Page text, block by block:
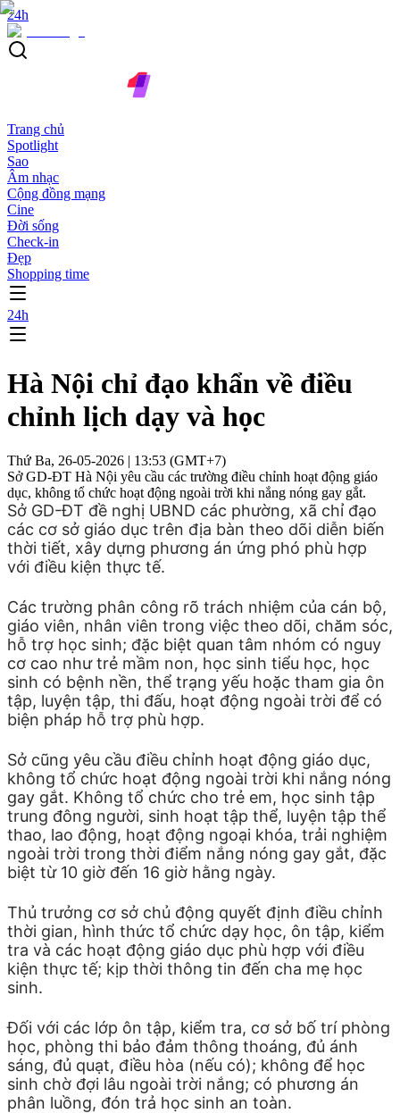
24h
Trang chủ
Spotlight
Sao
Âm nhạc
Cộng đồng mạng
Cine
Đời sống
Check-in
Đẹp
Shopping time
24h
Hà Nội chỉ đạo khẩn về điều
chỉnh lịch dạy và học
Thứ Ba, 26-05-2026 | 13:53 (GMT+7)
Sở GD-ĐT Hà Nội yêu cầu các trường điều chỉnh hoạt động giáo
dục, không tổ chức hoạt động ngoài trời khi nắng nóng gay gắt.
Sở GD-ĐT đề nghị UBND các phường, xã chỉ đạo
các cơ sở giáo dục trên địa bàn theo dõi diễn biến
thời tiết, xây dựng phương án ứng phó phù hợp
với điều kiện thực tế.
Các trường phân công rõ trách nhiệm của cán bộ,
giáo viên, nhân viên trong việc theo dõi, chăm sóc,
hỗ trợ học sinh; đặc biệt quan tâm nhóm có nguy
cơ cao như trẻ mầm non, học sinh tiểu học, học
sinh có bệnh nền, thể trạng yếu hoặc tham gia ôn
tập, luyện tập, thi đấu, hoạt động ngoài trời để có
biện pháp hỗ trợ phù hợp.
Sở cũng yêu cầu điều chỉnh hoạt động giáo dục,
không tổ chức hoạt động ngoài trời khi nắng nóng
gay gắt. Không tổ chức cho trẻ em, học sinh tập
trung đông người, sinh hoạt tập thể, luyện tập thể
thao, lao động, hoạt động ngoại khóa, trải nghiệm
ngoài trời trong thời điểm nắng nóng gay gắt, đặc
biệt từ 10 giờ đến 16 giờ hằng ngày.
Thủ trưởng cơ sở chủ động quyết định điều chỉnh
thời gian, hình thức tổ chức dạy học, ôn tập, kiểm
tra và các hoạt động giáo dục phù hợp với điều
kiện thực tế; kịp thời thông tin đến cha mẹ học
sinh.
Đối với các lớp ôn tập, kiểm tra, cơ sở bố trí phòng
học, phòng thi bảo đảm thông thoáng, đủ ánh
sáng, đủ quạt, điều hòa (nếu có); không để học
sinh chờ đợi lâu ngoài trời nắng; có phương án
phân luồng, đón trả học sinh an toàn.